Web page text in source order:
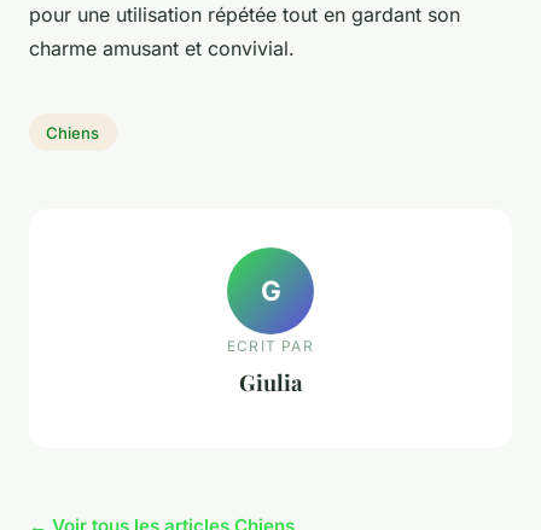
pour une utilisation répétée tout en gardant son
charme amusant et convivial.
Chiens
G
ECRIT PAR
Giulia